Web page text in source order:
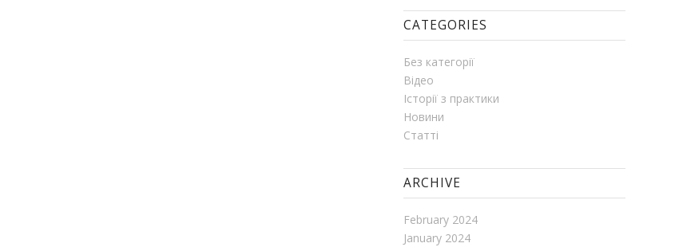
CATEGORIES
Без категорії
Відео
Історії з практики
Новини
Статті
ARCHIVE
February 2024
January 2024